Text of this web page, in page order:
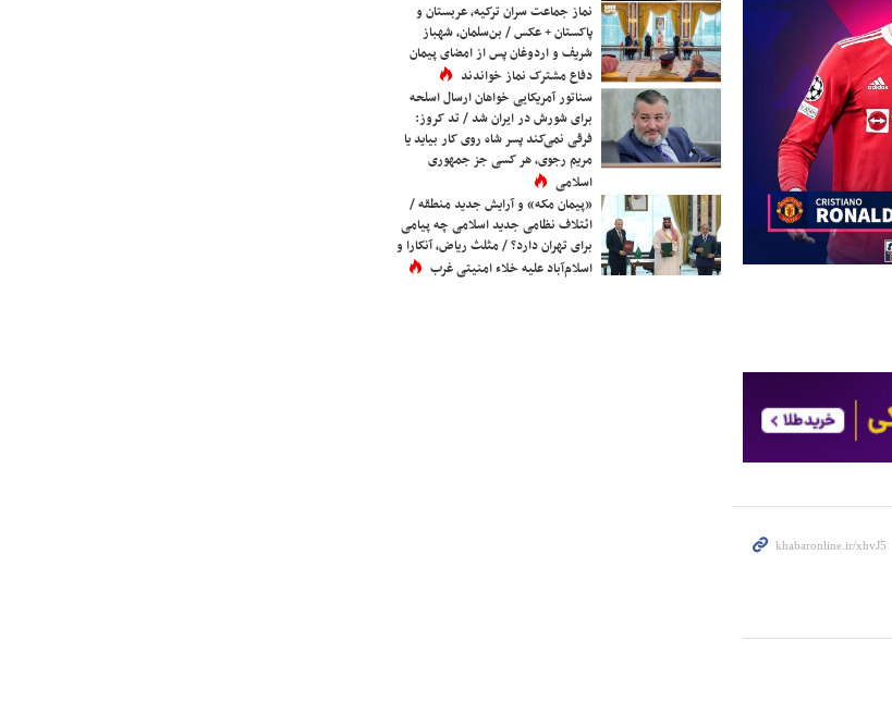
نماز جماعت سران ترکیه، عربستان و
پاکستان + عکس / بن‌سلمان، شهباز
شریف و اردوغان پس از امضای پیمان
دفاع مشترک نماز خواندند
سناتور آمریکایی خواهان ارسال اسلحه
برای شورش در ایران شد / تد کروز:
فرقی نمی‌کند پسر شاه روی کار بیاید یا
مریم رجوی، هر کسی جز جمهوری
اسلامی
«پیمان مکه» و آرایش جدید منطقه /
ائتلاف نظامی جدید اسلامی چه پیامی
برای تهران دارد؟ / مثلث ریاض، آنکارا و
اسلام‌آباد علیه خلاء امنیتی غرب